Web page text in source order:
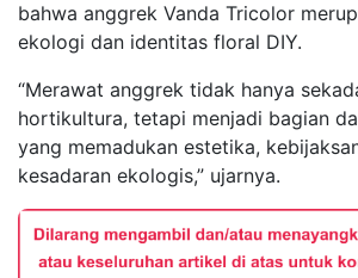
bahwa anggrek Vanda Tricolor
ekologi dan identitas floral DIY.
“Merawat anggrek tidak hanya
hortikultura, tetapi menjadi bagian
yang memadukan estetika,
kesadaran ekologis,” ujarnya.